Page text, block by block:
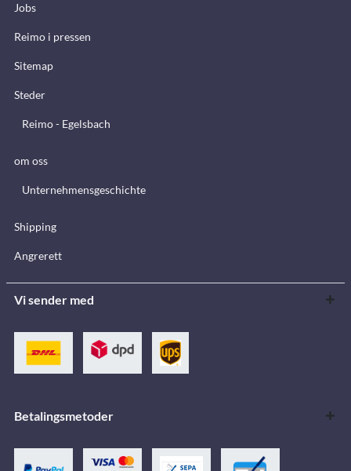
Jobs
Reimo i pressen
Sitemap
Steder
Reimo - Egelsbach
om oss
Unternehmensgeschichte
Shipping
Angrerett
Vi sender med
Betalingsmetoder